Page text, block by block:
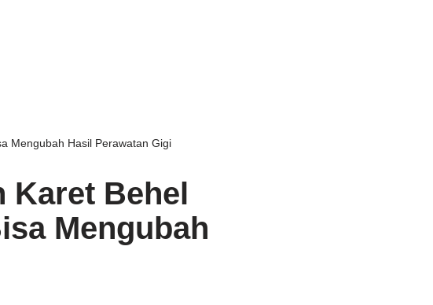
Mengubah Hasil Perawatan Gigi
Karet Behel
Mengubah